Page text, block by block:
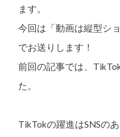
ます。
今回は「動画は縦型シ
でお送りします！
前回の記事では、
た。
TikTokの躍進はSNSの